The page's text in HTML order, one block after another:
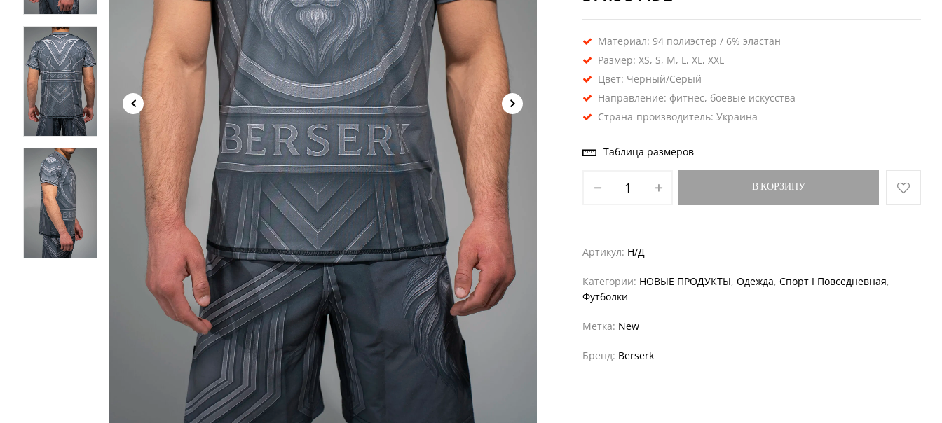
Материал: 94 полиэстер / 6% эластан
Размер: XS, S, M, L, XL, XXL
Цвет: Черный/Серый
Направление: фитнес, боевые искусства
Страна-производитель: Украина
Таблица размеров
В КОРЗИНУ
Артикул: Н/Д
Категории: НОВЫЕ ПРОДУКТЫ,Одежда,Спорт I Повседневная,
Футболки
Метка: New
Бренд: Berserk